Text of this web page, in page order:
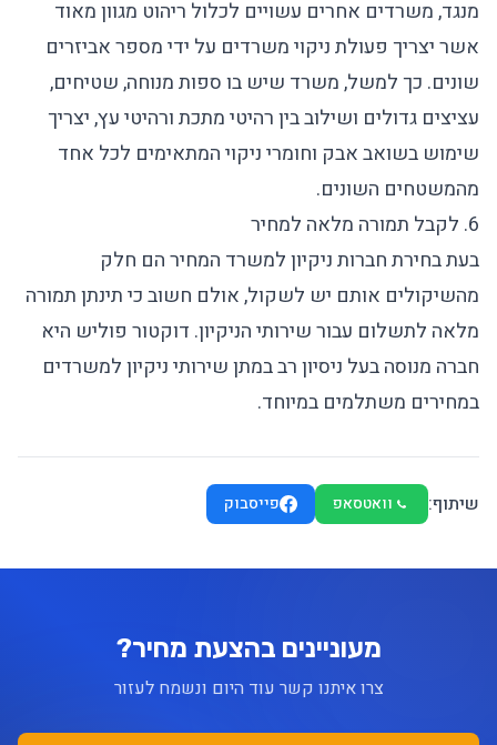
מנגד, משרדים אחרים עשויים לכלול ריהוט מגוון מאוד
אשר יצריך פעולתניקוי משרדים על ידי מספר אביזרים
שונים. כך למשל, משרד שיש בו ספות מנוחה, שטיחים,
עציצים גדולים ושילוב בין רהיטי מתכת ורהיטי עץ, יצריך
שימוש בשואב אבק וחומרי ניקוי המתאימים לכל אחד
מהמשטחים השונים.
6. לקבל תמורה מלאה למחיר
בעת בחירתחברות ניקיון למשרד המחיר הם חלק
מהשיקולים אותם יש לשקול, אולם חשוב כי תינתן תמורה
מלאה לתשלום עבור שירותי הניקיון. דוקטור פוליש היא
חברה מנוסה בעל ניסיון רב במתן שירותי ניקיון למשרדים
במחירים משתלמים במיוחד.
שיתוף: וואטסאפ פייסבוק
מעוניינים בהצעת מחיר?
צרו איתנו קשר עוד היום ונשמח לעזור